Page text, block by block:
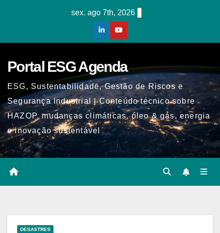
sex. ago 7th, 2026
Portal ESG Agenda
ESG, Sustentabilidade, Gestão de Riscos e
Segurança Industrial | Conteúdo técnico sobre
HAZOP, mudanças climáticas, óleo & gás, energia
e inovação sustentável
DESASTRES